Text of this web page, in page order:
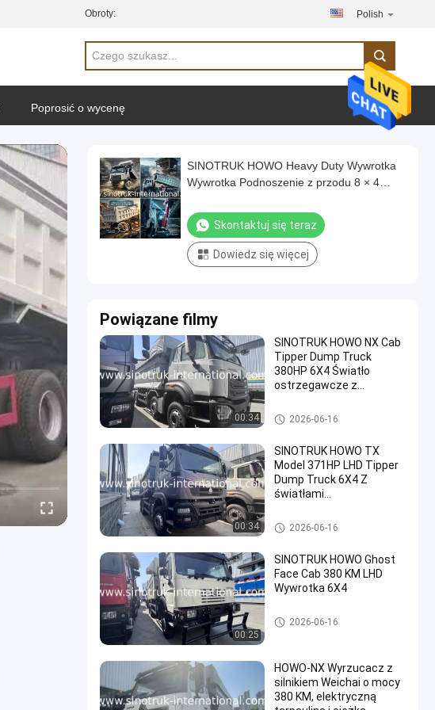
Obroty: Polish
Poprosić o wycenę
SINOTRUK HOWO Heavy Duty Wywrotka
Wywrotka Podnoszenie z przodu 8 × 4
Skontaktuj się teraz
Dowiedz się więcej
Powiązane filmy
00:34
SINOTRUK HOWO NX Cab
Tipper Dump Truck
380HP 6X4 Światło
ostrzegawcze z
Wywrotka Wywrotka
2026-06-16
00:34
SINOTRUK HOWO TX
Model 371HP LHD Tipper
Dump Truck 6X4 Z
światłami
Szary kolor
Wywrotka Wywrotka
2026-06-16
00:25
SINOTRUK HOWO Ghost
Face Cab 380 KM LHD
Wywrotka 6X4
Wywrotka Wywrotka
2026-06-16
HOWO-NX Wyrzucacz z
silnikiem Weichai o mocy
380 KM, elektryczną